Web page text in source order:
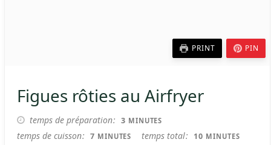
PRINT PIN
Figues rôties au Airfryer
temps de préparation 3 MINUTES
MINUTES
temps de cuisson 7 MINUTES
MINUTES temps total 10 MINUTES
MINUTES